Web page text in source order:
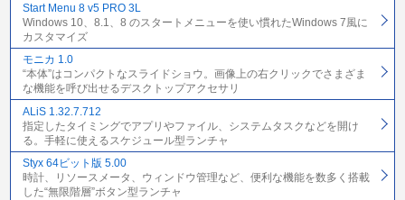
Start Menu 8 v5 PRO 3L
Windows 10、8.1、8 のスタートメニューを使い慣れたWindows 7風に
カスタマイズ
モニカ 1.0
“本体”はコンパクトなスライドショウ。画像上の右クリックでさまざま
な機能を呼び出せるデスクトップアクセサリ
ALiS 1.32.7.712
指定したタイミングでアプリやファイル、システムタスクなどを開け
る。手軽に使えるスケジュール型ランチャ
Styx 64ビット版 5.00
時計、リソースメータ、ウィンドウ管理など、便利な機能を数多く搭載
した“無限階層”ボタン型ランチャ